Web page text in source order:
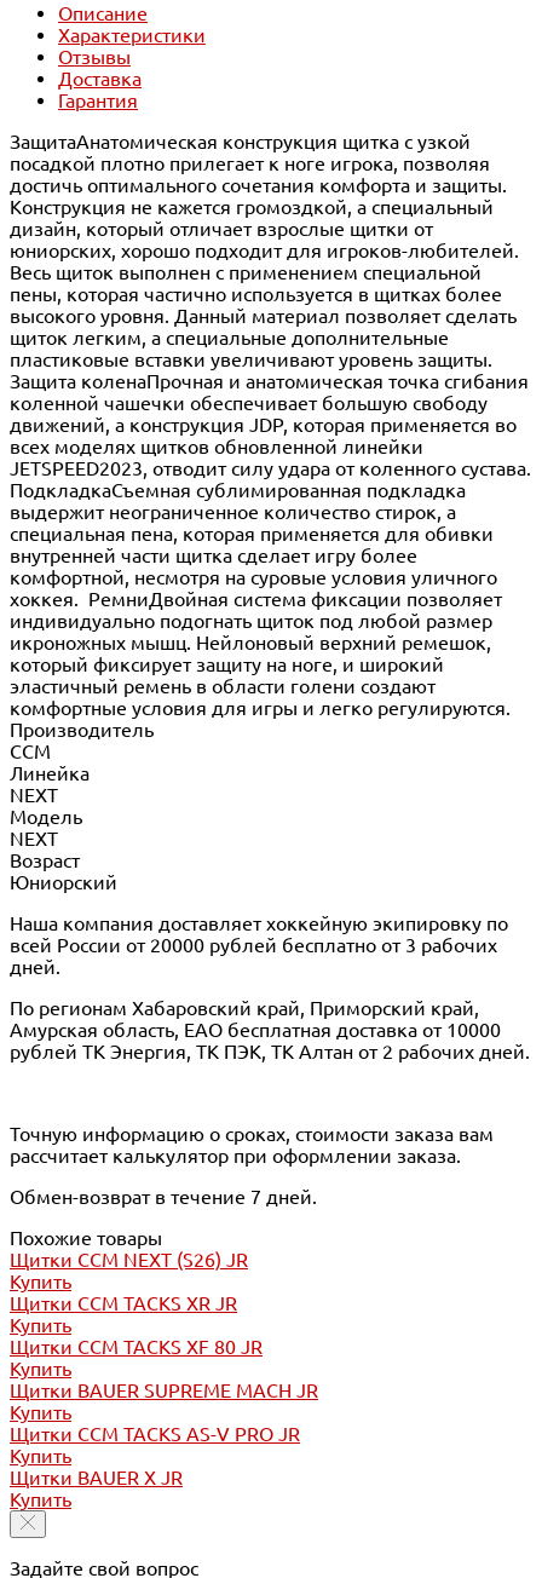
Описание
Характеристики
Отзывы
Доставка
Гарантия
ЗащитаАнатомическая конструкция щитка с узкой
посадкой плотно прилегает к ноге игрока, позволяя
достичь оптимального сочетания комфорта и защиты.
Конструкция не кажется громоздкой, а специальный
дизайн, который отличает взрослые щитки от
юниорских, хорошо подходит для игроков-любителей.
Весь щиток выполнен с применением специальной
пены, которая частично используется в щитках более
высокого уровня. Данный материал позволяет сделать
щиток легким, а специальные дополнительные
пластиковые вставки увеличивают уровень защиты.
Защита коленаПрочная и анатомическая точка сгибания
коленной чашечки обеспечивает большую свободу
движений, а конструкция JDP, которая применяется во
всех моделях щитков обновленной линейки
JETSPEED2023, отводит силу удара от коленного сустава.
ПодкладкаСъемная сублимированная подкладка
выдержит неограниченное количество стирок, а
специальная пена, которая применяется для обивки
внутренней части щитка сделает игру более
комфортной, несмотря на суровые условия уличного
хоккея. РемниДвойная система фиксации позволяет
индивидуально подогнать щиток под любой размер
икроножных мышц. Нейлоновый верхний ремешок,
который фиксирует защиту на ноге, и широкий
эластичный ремень в области голени создают
комфортные условия для игры и легко регулируются.
Производитель
CCM
Линейка
NEXT
Модель
NEXT
Возраст
Юниорский
Наша компания доставляет хоккейную экипировку по
всей России от 20000 рублей бесплатно от 3 рабочих
дней.
По регионам Хабаровский край, Приморский край,
Амурская область, ЕАО бесплатная доставка от 10000
рублей ТК Энергия, ТК ПЭК, ТК Алтан от 2 рабочих дней.
Точную информацию о сроках, стоимости заказа вам
рассчитает калькулятор при оформлении заказа.
Обмен-возврат в течение 7 дней.
Похожие товары
Щитки CCM NEXT (S26) JR
Купить
Щитки CCM TACKS XR JR
Купить
Щитки CCM TACKS XF 80 JR
Купить
Щитки BAUER SUPREME MACH JR
Купить
Щитки CCM TACKS AS-V PRO JR
Купить
Щитки BAUER X JR
Купить
Задайте свой вопрос